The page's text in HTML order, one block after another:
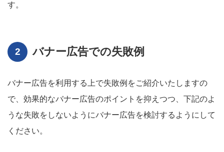
す。
バナー広告での失敗例
バナー広告を利用する上で失敗例をご紹介いたしますの
で、効果的なバナー広告のポイントを抑えつつ、下記のよ
うな失敗をしないようにバナー広告を検討するようにして
ください。